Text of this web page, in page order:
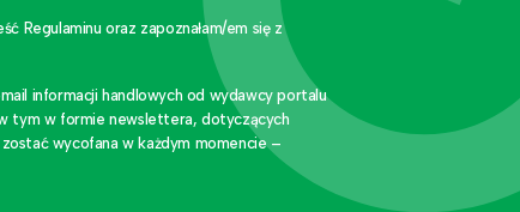
Regulaminu oraz zapoznałam/em się z
informacji handlowych od wydawcy portalu
tym w formie newslettera, dotyczących
wycofana w każdym momencie –